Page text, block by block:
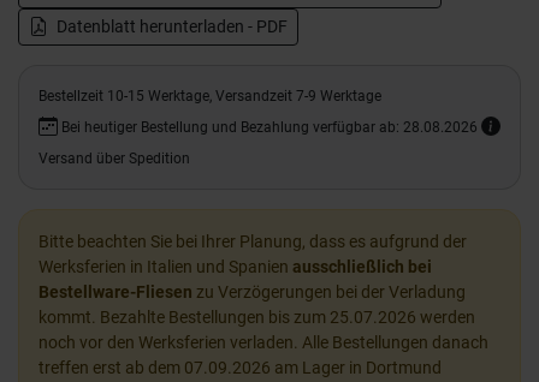
Datenblatt herunterladen - PDF
Bestellzeit 10-15 Werktage, Versandzeit 7-9 Werktage
Bei heutiger Bestellung und Bezahlung verfügbar ab: 28.08.2026
Versand über Spedition
Bitte beachten Sie bei Ihrer Planung, dass es aufgrund der
Werksferien in Italien und Spanien ausschließlich bei
Bestellware-Fliesen zu Verzögerungen bei der Verladung
kommt. Bezahlte Bestellungen bis zum 25.07.2026 werden
noch vor den Werksferien verladen. Alle Bestellungen danach
treffen erst ab dem 07.09.2026 am Lager in Dortmund